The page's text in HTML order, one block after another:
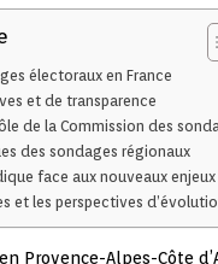
électoraux en France
et de transparence
de la Commission des
des sondages régionaux
face aux nouveaux enjeux
et les perspectives
Provence-Alpes-Côte